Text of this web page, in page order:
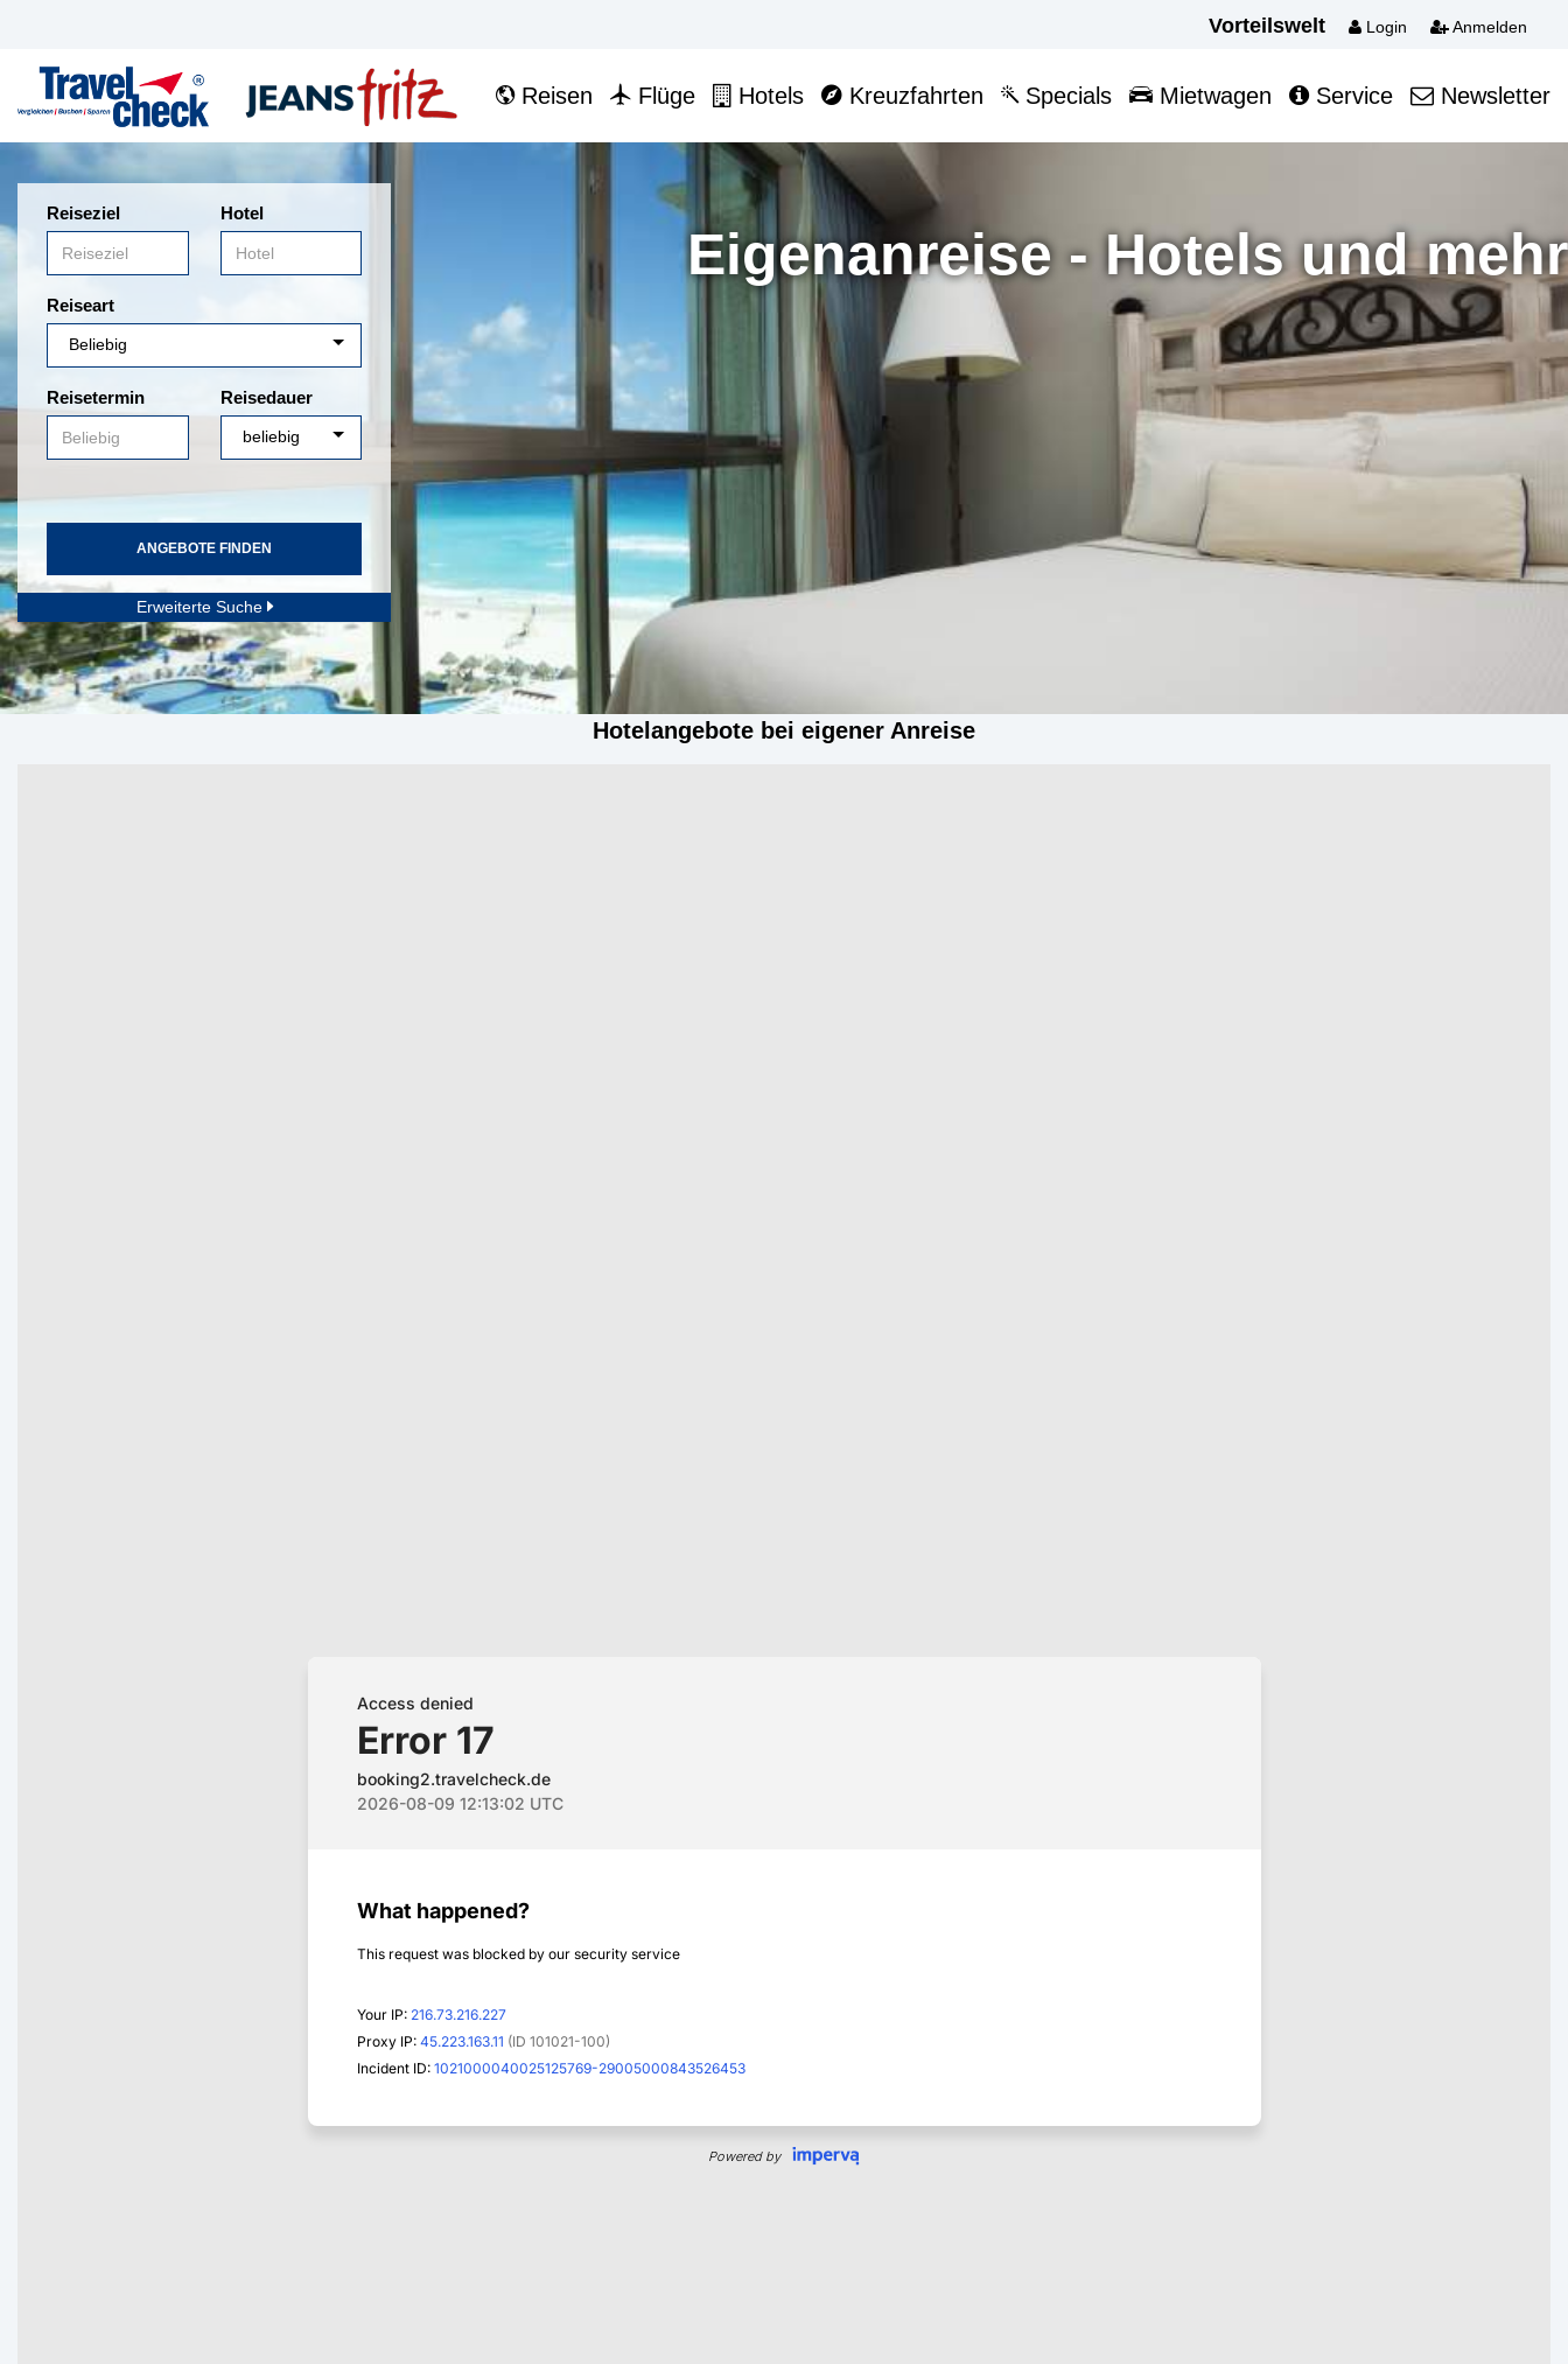
Vorteilswelt Login Anmelden
Reisen Flüge Hotels Kreuzfahrten Specials Mietwagen Service Newsletter
Reiseziel Hotel
Reiseart
Reisetermin Reisedauer
ANGEBOTE FINDEN
Erweiterte Suche
Eigenanreise - Hotels und mehr
Hotelangebote bei eigener Anreise